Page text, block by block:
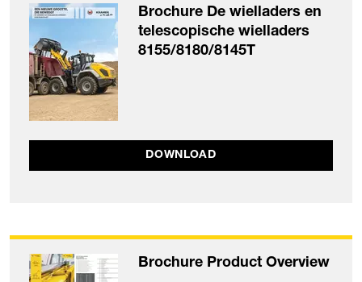
Brochure De wielladers en
telescopische wielladers
8155/8180/8145T
DOWNLOAD
Brochure Product Overview